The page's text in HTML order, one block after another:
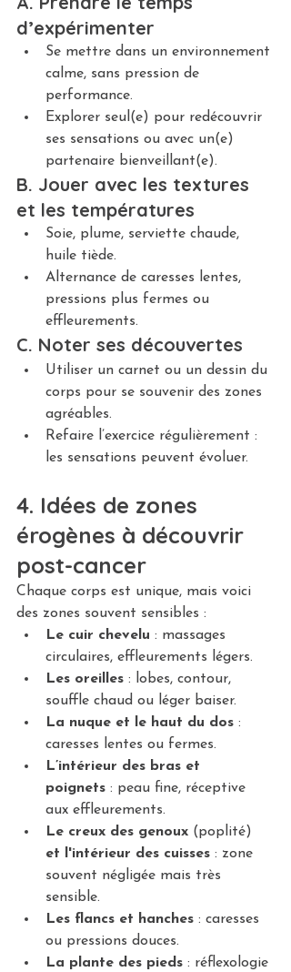
d’expérimenter
Se mettre dans un environnement
calme, sans pression de
performance.
Explorer seul(e) pour redécouvrir
ses sensations ou avec un(e)
partenaire bienveillant(e).
B. Jouer avec les textures
et les températures
Soie, plume, serviette chaude,
huile tiède.
Alternance de caresses lentes,
pressions plus fermes ou
effleurements.
C. Noter ses découvertes
Utiliser un carnet ou un dessin du
corps pour se souvenir des zones
agréables.
Refaire l’exercice régulièrement :
les sensations peuvent évoluer.
4. Idées de zones
érogènes à découvrir
post-cancer
Chaque corps est unique, mais voici
des zones souvent sensibles :
Le cuir chevelu : massages
circulaires, effleurements légers.
Les oreilles : lobes, contour,
souffle chaud ou léger baiser.
La nuque et le haut du dos :
caresses lentes ou fermes.
L’intérieur des bras et
poignets : peau fine, réceptive
aux effleurements.
Le creux des genoux (poplité)
et l'intérieur des cuisses : zone
souvent négligée mais très
sensible.
Les flancs et hanches : caresses
ou pressions douces.
La plante des pieds : réflexologie